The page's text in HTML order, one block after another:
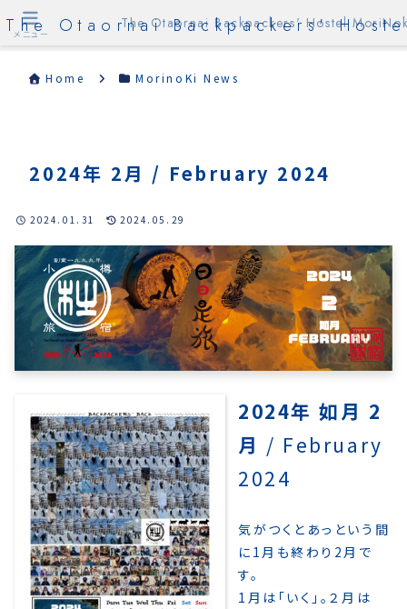
The Otaornai Backpackers'
Home MorinoKi News
2024年 2月 / February 2024
2024.01.31 2024.05.29
2024年 如月 2
月 / February
2024
気がつくとあっという間
に1月も終わり2月で
す。
1月は「いく」。２月は
メニュー
The Otaornai Backpackers' Hostel